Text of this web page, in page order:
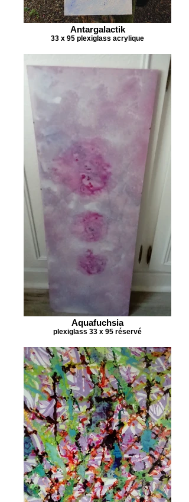
Antargalactik
33 x 95 plexiglass acrylique
Aquafuchsia
plexiglass 33 x 95 réservé